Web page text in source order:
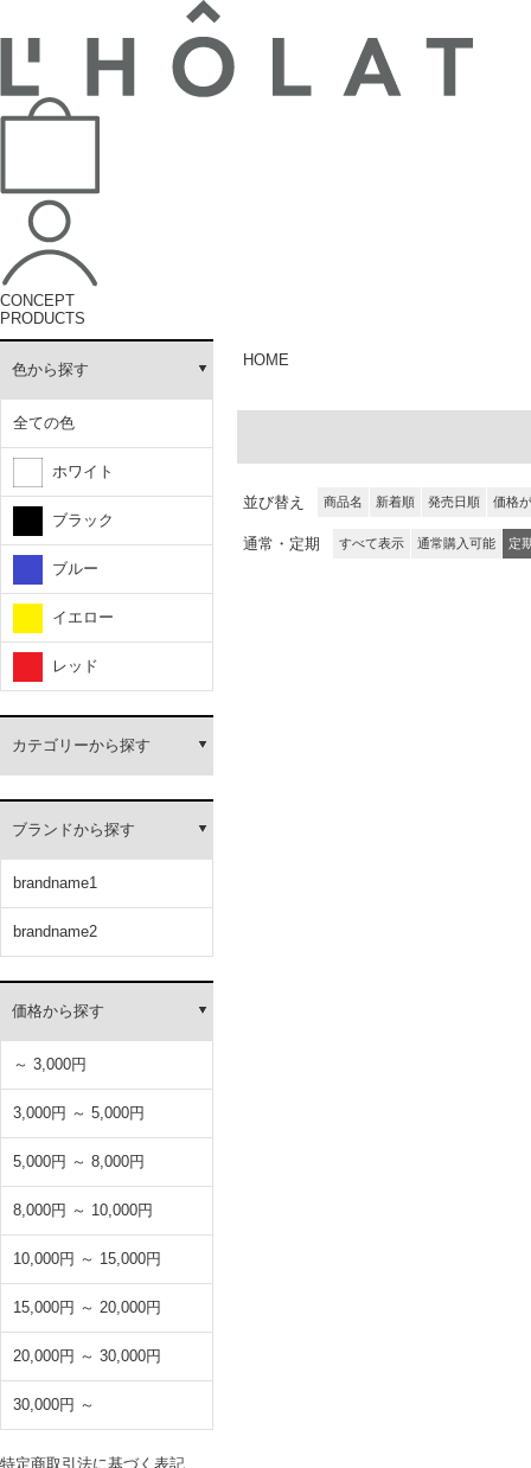
CONCEPT
PRODUCTS
色から探す
全ての色
ホワイト
ブラック
ブルー
イエロー
レッド
カテゴリーから探す
ブランドから探す
brandname1
brandname2
価格から探す
～ 3,000円
3,000円 ～ 5,000円
5,000円 ～ 8,000円
8,000円 ～ 10,000円
10,000円 ～ 15,000円
15,000円 ～ 20,000円
20,000円 ～ 30,000円
30,000円 ～
HOME
並び替え 商品名 新着順 発売日順 価格
通常・定期 すべて表示 通常購入可能 定
特定商取引法に基づく表記